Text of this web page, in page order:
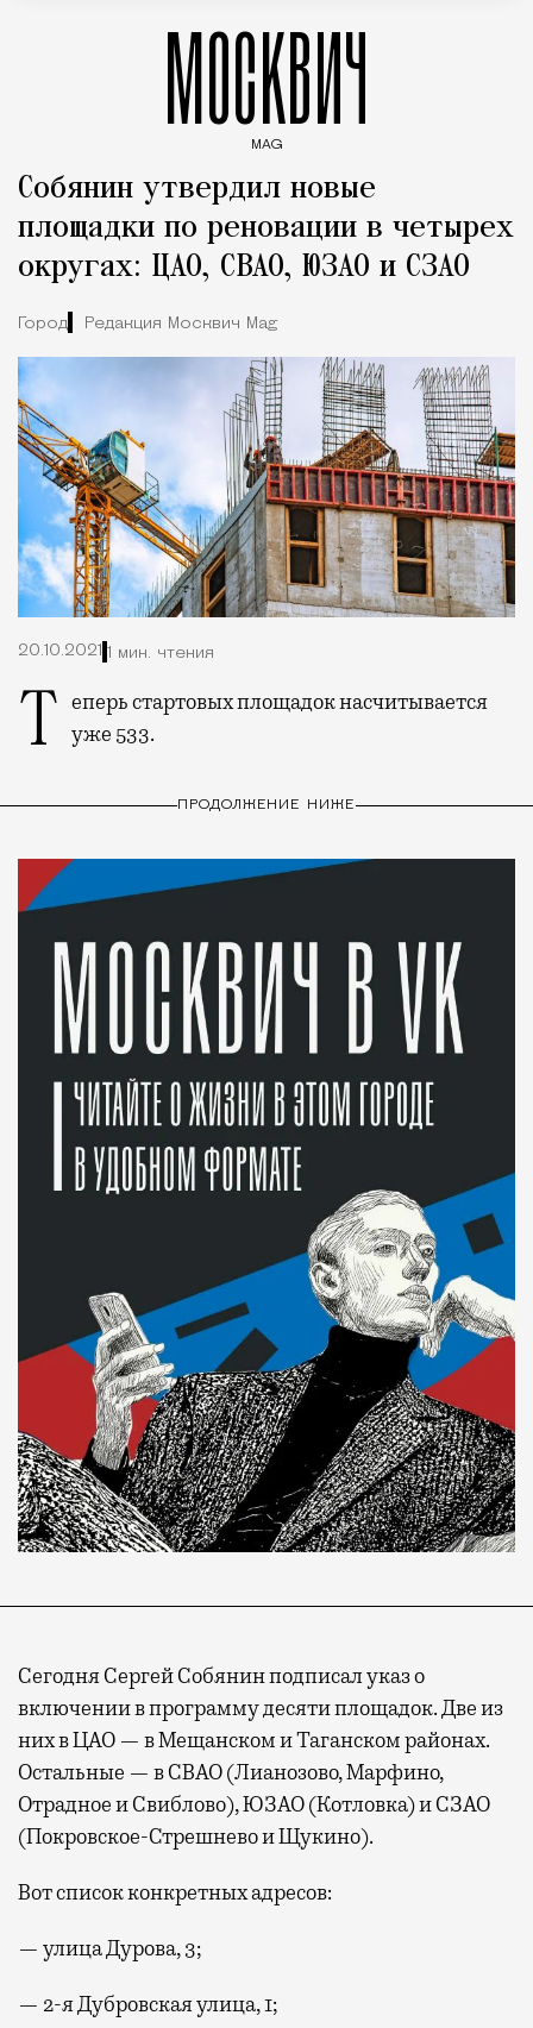
МОСКВИЧ
MAG
Собянин утвердил новые
площадки по реновации в четырех
округах: ЦАО, СВАО, ЮЗАО и СЗАО
Город Редакция Москвич Mag
20.10.2021 1 мин. чтения
Теперь стартовых площадок насчитывается уже 533.
ПРОДОЛЖЕНИЕ НИЖЕ
Сегодня Сергей Собянин подписал указ о
включении в программу десяти площадок. Две из
них в ЦАО — в Мещанском и Таганском районах.
Остальные — в СВАО (Лианозово, Марфино,
Отрадное и Свиблово), ЮЗАО (Котловка) и СЗАО
(Покровское-Стрешнево и Щукино).
Вот список конкретных адресов:
— улица Дурова, 3;
— 2-я Дубровская улица, 1;